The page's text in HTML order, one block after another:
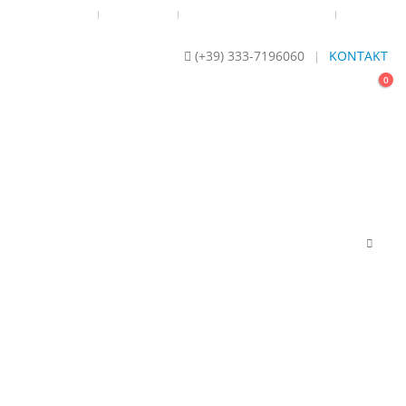
(+39) 333-7196060 | KONTAKT
0